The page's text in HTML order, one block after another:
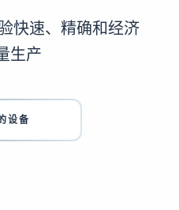
快速、精确和经济
生产
设备